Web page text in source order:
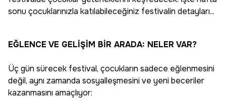
sonu çocuklarınızla katılabileceğiniz festivalin detayları...
EĞLENCE VE GELİŞİM BİR ARADA: NELER VAR?
Üç gün sürecek festival, çocukların sadece eğlenmesini
değil, aynı zamanda sosyalleşmesini ve yeni beceriler
kazanmasını amaçlıyor: